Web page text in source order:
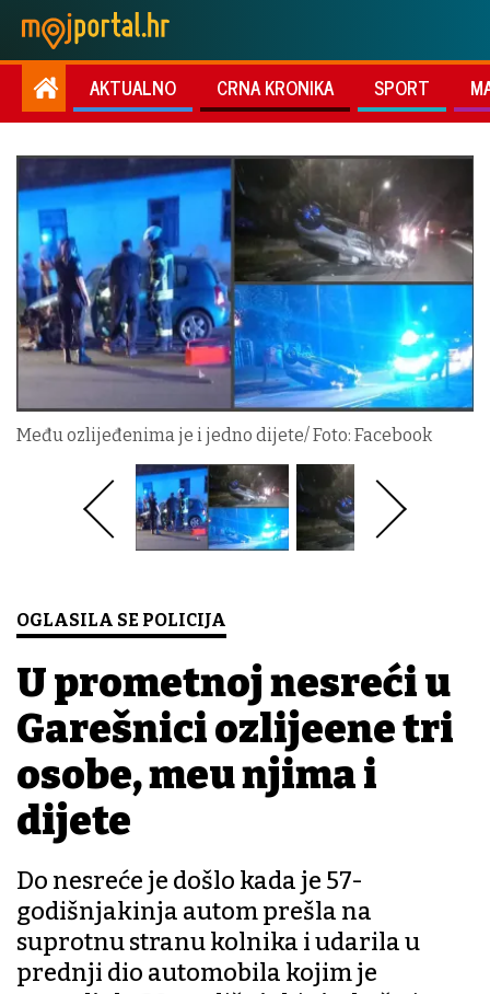
AKTUALNO CRNA KRONIKA SPORT
Među ozlijeđenima je i jedno dijete/ Foto: Facebook
OGLASILA SE POLICIJA
U prometnoj nesreći u
Garešnici ozlijeđene tri
osobe, među njima i
dijete
Do nesreće je došlo kada je 57-
godišnjakinja autom prešla na
suprotnu stranu kolnika i udarila u
prednji dio automobila kojim je